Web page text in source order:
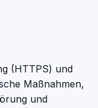
(HTTPS) und
Maßnahmen,
und